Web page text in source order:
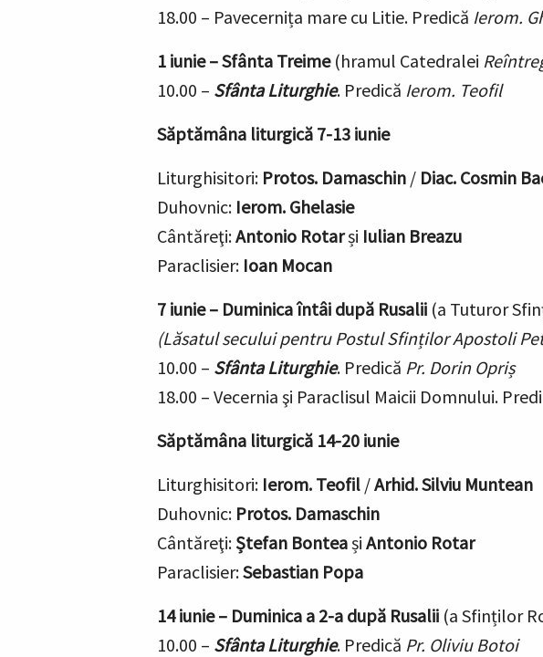
18.00 – Pavecernița mare cu Litie. Predică Ierom.
1 iunie –Sfânta Treime (hramul Catedralei
10.00 – Sfânta Liturghie. Predică Ierom. Teofil
Săptămâna liturgică 7-13 iunie
Liturghisitori: Protos. Damaschin / Diac. Cosmin
Duhovnic: Ierom. Ghelasie
Cântăreţi:Antonio Rotarși Iulian Breazu
Paraclisier: Ioan Mocan
7 iunie – Duminica întâi după Rusalii (a Tuturor
(Lăsatul secului pentru Postul Sfinților Apostoli
10.00 – Sfânta Liturghie. Predică Pr. Dorin Opriș
18.00 – Vecernia şi Paraclisul Maicii Domnului.
Săptămâna liturgică 14-20 iunie
Liturghisitori: Ierom. Teofil /Arhid. Silviu Muntean
Duhovnic: Protos. Damaschin
Cântăreţi: Ștefan Bonteași Antonio Rotar
Paraclisier:Sebastian Popa
14 iunie – Duminica a 2-a după Rusalii (a Sfinților
10.00 – Sfânta Liturghie. Predică Pr. Oliviu Botoi